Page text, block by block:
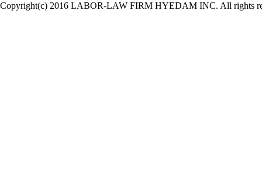
Copyright(c) 2016 LABOR-LAW FIRM HYEDAM INC. All rights